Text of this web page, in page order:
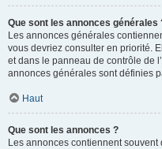
Que sont les annonces générales
Les annonces générales
vous devriez consulter en priorité.
et dans le panneau de contrôle de
annonces générales sont définies
Haut
Que sont les annonces ?
Les annonces contiennent